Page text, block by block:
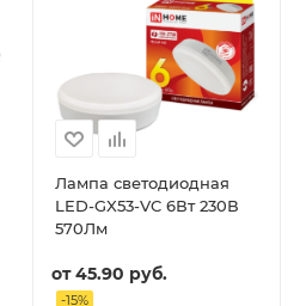
Лампа светодиодная
LED-GX53-VC 6Вт 230В
570Лм
от45.90 руб.
-15%